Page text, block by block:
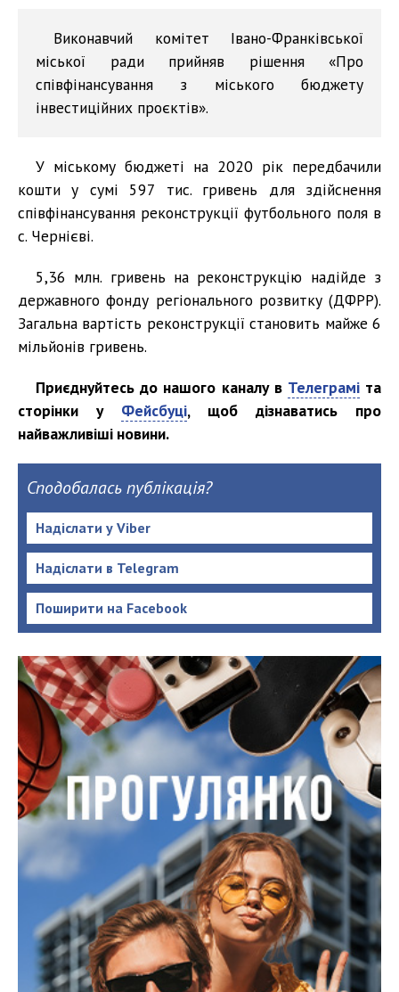
Виконавчий комітет Івано-Франківської
міської ради прийняв рішення «Про
співфінансування з міського бюджету
інвестиційних проєктів».
У міському бюджеті на 2020 рік передбачили
кошти у сумі 597 тис. гривень для здійснення
співфінансування реконструкції футбольного поля в
с. Чернієві.
5,36 млн. гривень на реконструкцію надійде з
державного фонду регіонального розвитку (ДФРР).
Загальна вартість реконструкції становить майже 6
мільйонів гривень.
Приєднуйтесь до нашого каналу в Телеграміта
сторінки у Фейсбуці, щоб дізнаватись про
найважливіші новини.
Сподобалась публікація?
Надіслати у Viber
Надіслати в Telegram
Поширити на Facebook